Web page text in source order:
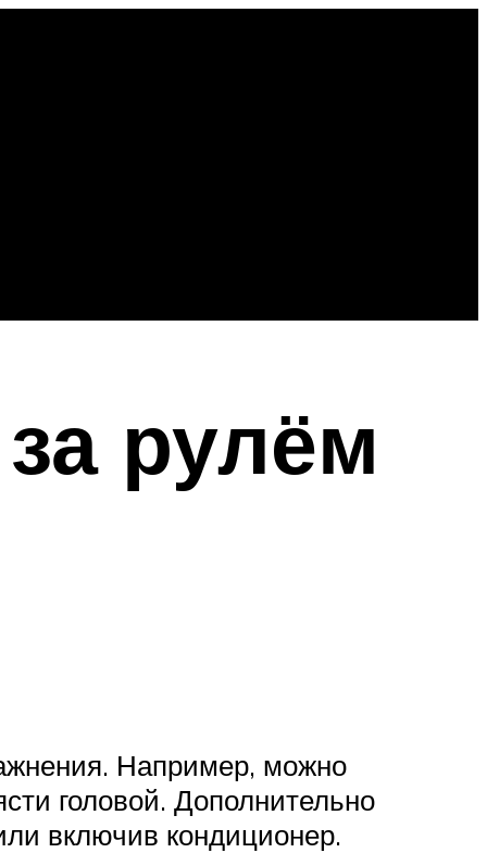
рулём
Например, можно
головой. Дополнительно
включив кондиционер.